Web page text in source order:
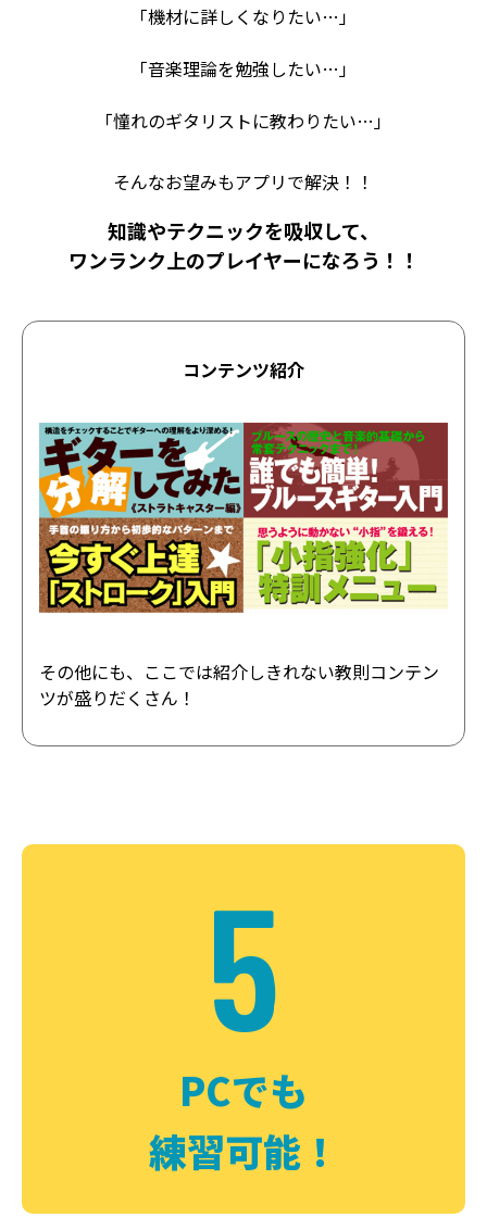
「機材に詳しくなりたい…」
「音楽理論を勉強したい…」
「憧れのギタリストに教わりたい…」
そんなお望みもアプリで解決！！
知識やテクニックを吸収して、
ワンランク上のプレイヤーになろう！！
コンテンツ紹介
その他にも、ここでは紹介しきれない教則コンテン
ツが盛りだくさん！
5
PCでも
練習可能！